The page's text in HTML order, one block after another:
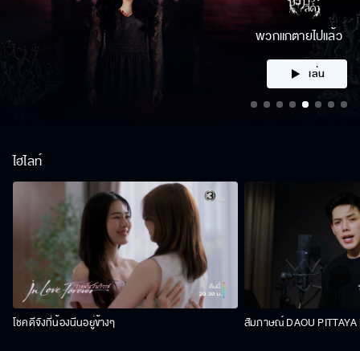
พวกแกตายไปแล้ว
เล่น
ไฮไลท์
โชคดีจังที่น้องนีนอยู่ข้างๆ สัมภาษณ์ DAOU PITTAYA